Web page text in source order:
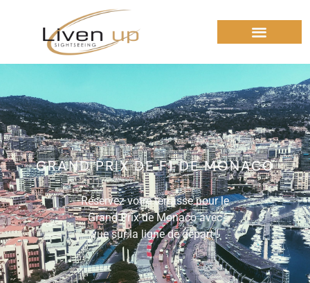
GRAND PRIX DE F1 DE MONACO
Réservez votre terrasse pour le
Grand Prix de Monaco avec
vue sur la ligne de départ !